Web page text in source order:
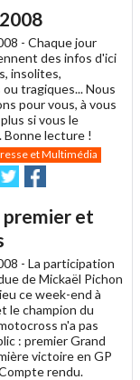
- Chaque jour
des infos d'ici
insolites,
tragiques... Nous
pour vous, à vous
si vous le
Bonne lecture !
et Multimédia
EnvoyerPartager
sur
premier et
- La participation
de Mickaël Pichon
ce week-end à
le champion du
n'a pas
: premier Grand
victoire en GP
rendu.